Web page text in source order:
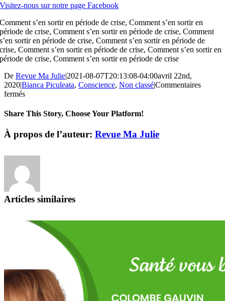
Visitez-nous sur notre page Facebook
Comment s’en sortir en période de crise, Comment s’en sortir en
période de crise, Comment s’en sortir en période de crise, Comment
s’en sortir en période de crise, Comment s’en sortir en période de
crise, Comment s’en sortir en période de crise, Comment s’en sortir en
période de crise, Comment s’en sortir en période de crise
De Revue Ma Julie|2021-08-07T20:13:08-04:00avril 22nd,
2020|Bianca Piculeata, Conscience, Non classé|Commentaires
ferméssur
s’en
période
crise
Share This Story, Choose Your Platform!
Facebook
X
Reddit
LinkedIn
Tumblr
Pinterest
Vk
Courriel
À propos de l’auteur: Revue Ma Julie
Articles similaires